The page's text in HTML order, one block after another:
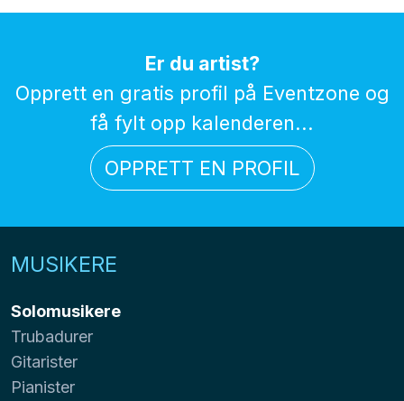
Er du artist?
Opprett en gratis profil på Eventzone og
få fylt opp kalenderen...
OPPRETT EN PROFIL
MUSIKERE
Solomusikere
Trubadurer
Gitarister
Pianister